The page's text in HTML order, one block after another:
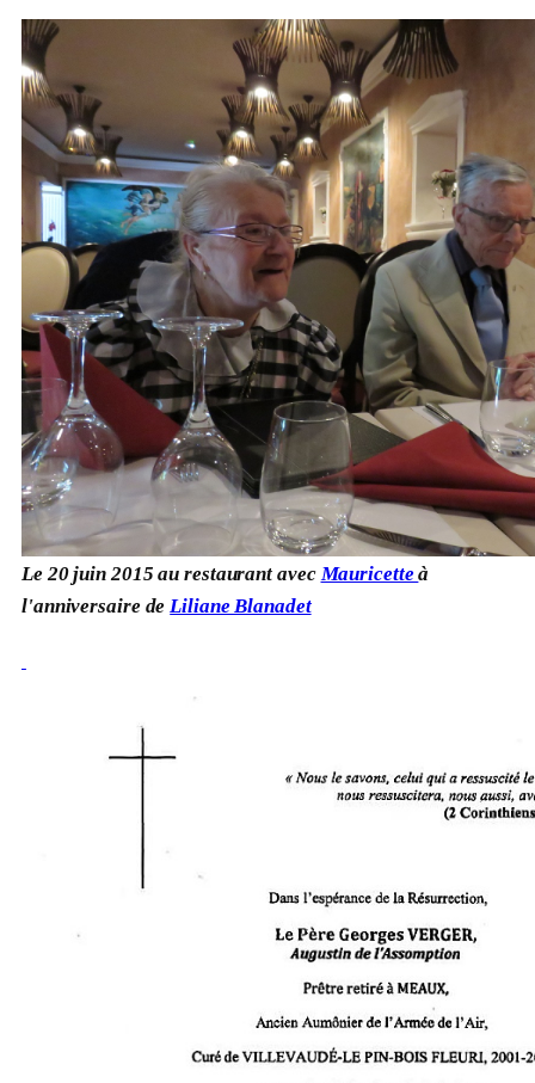
Le 20 juin 2015 au restaurant avecMauricetteà
l'anniversaire deLiliane Blanadet